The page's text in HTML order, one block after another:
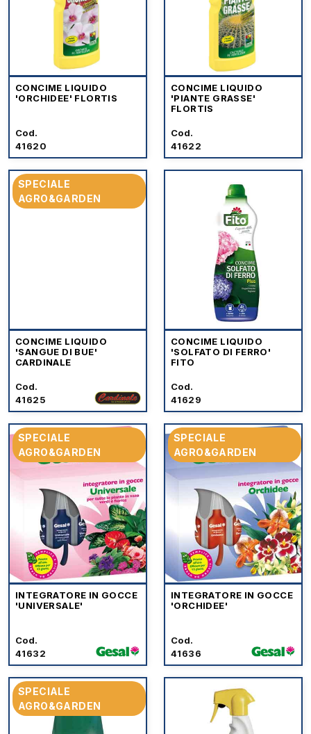
CONCIME LIQUIDO
'ORCHIDEE' FLORTIS
Cod.
41620
CONCIME LIQUIDO
'PIANTE GRASSE'
FLORTIS
Cod.
41622
SPECIALE
AGRO&GARDEN
CONCIME LIQUIDO
'SANGUE DI BUE'
CARDINALE
Cod.
41625
CONCIME LIQUIDO
'SOLFATO DI FERRO'
FITO
Cod.
41629
SPECIALE
AGRO&GARDEN
INTEGRATORE IN GOCCE
'UNIVERSALE'
Cod.
41632
SPECIALE
AGRO&GARDEN
INTEGRATORE IN GOCCE
'ORCHIDEE'
Cod.
41636
SPECIALE
AGRO&GARDEN